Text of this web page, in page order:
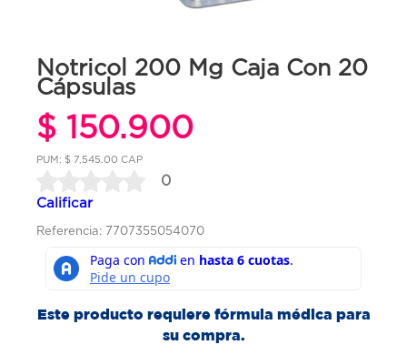
Notricol 200 Mg Caja Con 20
Cápsulas
$ 150.900
PUM: $ 7,545.00 CAP
0
Calificar
Referencia: 7707355054070
Este producto requiere fórmula médica para
su compra.